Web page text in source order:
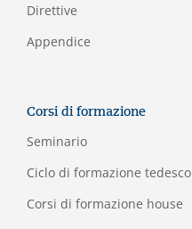
Direttive
Appendice
Corsi di formazione
Seminario
Ciclo di formazione tedesco
Corsi di formazione house